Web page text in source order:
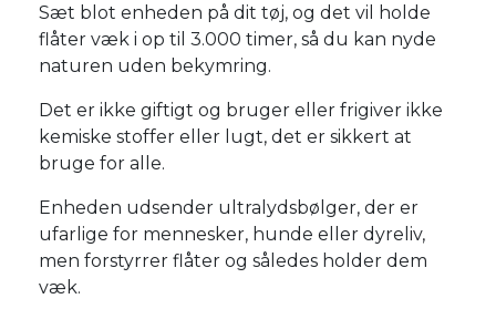
Sæt blot enheden på dit tøj, og det vil holde
flåter væk i op til 3.000 timer, så du kan nyde
naturen uden bekymring.
Det er ikke giftigt og bruger eller frigiver ikke
kemiske stoffer eller lugt, det er sikkert at
bruge for alle.
Enheden udsender ultralydsbølger, der er
ufarlige for mennesker, hunde eller dyreliv,
men forstyrrer flåter og således holder dem
væk.